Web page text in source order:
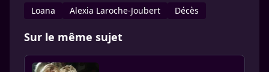
Loana
Alexia Laroche-Joubert Décès
Sur le même sujet